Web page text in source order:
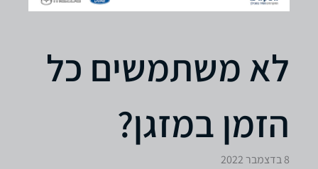
לא משתמשים כל
הזמן במזגן?
8 בדצמבר 2022